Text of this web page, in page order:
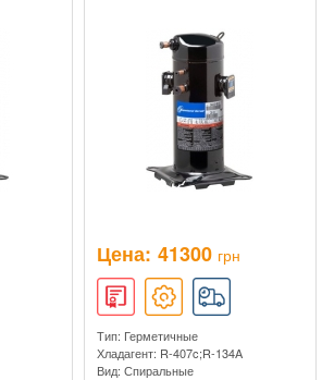
Цена: 41300 грн
Тип: Герметичные
Хладагент: R-407c;R-134A
Вид: Спиральные